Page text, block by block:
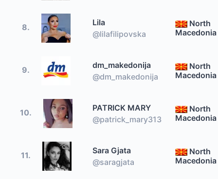
8.
Lila
@lilafilipovska
North
Macedonia
9.
dm_makedonija
@dm_makedonija
North
Macedonia
10.
PATRICK MARY
@patrick_mary313
North
Macedonia
11.
Sara Gjata
@saragjata
North
Macedonia